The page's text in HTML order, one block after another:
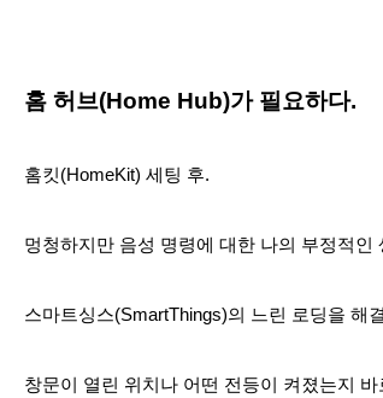
홈 허브(Home Hub)가 필요하다.
홈킷(HomeKit) 세팅 후.
멍청하지만 음성 명령에 대한 나의 부정적인
스마트싱스(SmartThings)의 느린 로딩을 해
창문이 열린 위치나 어떤 전등이 켜졌는지